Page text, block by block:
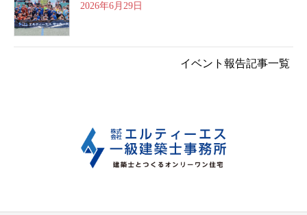
2026年6月29日
イベント報告記事一覧